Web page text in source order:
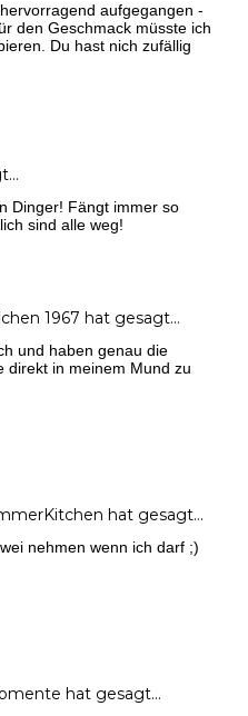
aufgegangen -
den Geschmack müsste ich
Du hast nich zufällig
Dinger! Fängt immer so
sind alle weg!
1967 hat gesagt…
und haben genau die
direkt in meinem Mund zu
hat gesagt…
nehmen wenn ich darf ;)
hat gesagt…